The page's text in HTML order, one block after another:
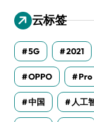
云标签
5G 2021
OPPO Pro
中国 人工